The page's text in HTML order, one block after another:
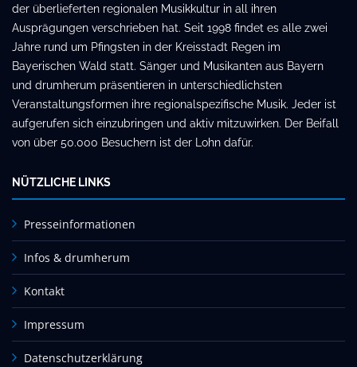
der überlieferten regionalen Musikkultur in all ihren
Ausprägungen verschrieben hat. Seit 1998 findet es alle zwei
Jahre rund um Pfingsten in der Kreisstadt Regen im
Bayerischen Wald statt. Sänger und Musikanten aus Bayern
und drumherum präsentieren in unterschiedlichsten
Veranstaltungsformen ihre regionalspezifische Musik. Jeder ist
aufgerufen sich einzubringen und aktiv mitzuwirken. Der Beifall
von über 50.000 Besuchern ist der Lohn dafür.
NÜTZLICHE LINKS
Presseinformationen
Infos & drumherum
Kontakt
Impressum
Datenschutzerklärung